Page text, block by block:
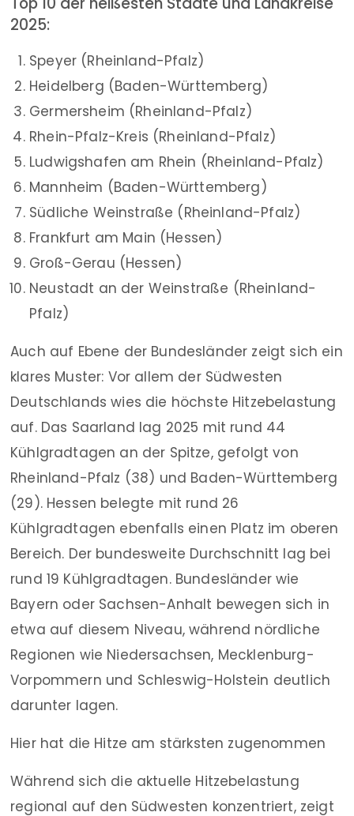
2025:
Speyer (Rheinland-Pfalz)
Heidelberg (Baden-Württemberg)
Germersheim (Rheinland-Pfalz)
Rhein-Pfalz-Kreis (Rheinland-Pfalz)
Ludwigshafen am Rhein (Rheinland-Pfalz)
Mannheim (Baden-Württemberg)
Südliche Weinstraße (Rheinland-Pfalz)
Frankfurt am Main (Hessen)
Groß-Gerau (Hessen)
Neustadt an der Weinstraße (Rheinland-
Pfalz)
Auch auf Ebene der Bundesländer zeigt sich ein
klares Muster: Vor allem der Südwesten
Deutschlands wies die höchste Hitzebelastung
auf. Das Saarland lag 2025 mit rund 44
Kühlgradtagen an der Spitze, gefolgt von
Rheinland-Pfalz (38) und Baden-Württemberg
(29). Hessen belegte mit rund 26
Kühlgradtagen ebenfalls einen Platz im oberen
Bereich. Der bundesweite Durchschnitt lag bei
rund 19 Kühlgradtagen. Bundesländer wie
Bayern oder Sachsen-Anhalt bewegen sich in
etwa auf diesem Niveau, während nördliche
Regionen wie Niedersachsen, Mecklenburg-
Vorpommern und Schleswig-Holstein deutlich
darunter lagen.
Hier hat die Hitze am stärksten zugenommen
Während sich die aktuelle Hitzebelastung
regional auf den Südwesten konzentriert, zeigt